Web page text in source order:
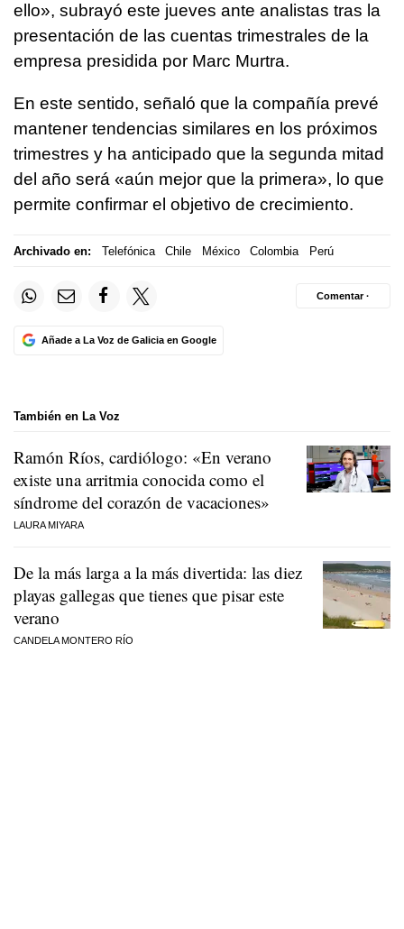
ello», subrayó este jueves ante analistas tras la
presentación de las cuentas trimestrales de la
empresa presidida por Marc Murtra.
En este sentido, señaló que la compañía prevé
mantener tendencias similares en los próximos
trimestres y ha anticipado que la segunda mitad
del año será «aún mejor que la primera», lo que
permite confirmar el objetivo de crecimiento.
Archivado en: Telefónica Chile México Colombia Perú
Añade a La Voz de Galicia en Google
Comentar ·
También en La Voz
Ramón Ríos, cardiólogo: «En verano
existe una arritmia conocida como el
síndrome del corazón de vacaciones»
LAURA MIYARA
De la más larga a la más divertida: las diez
playas gallegas que tienes que pisar este
verano
CANDELA MONTERO RÍO